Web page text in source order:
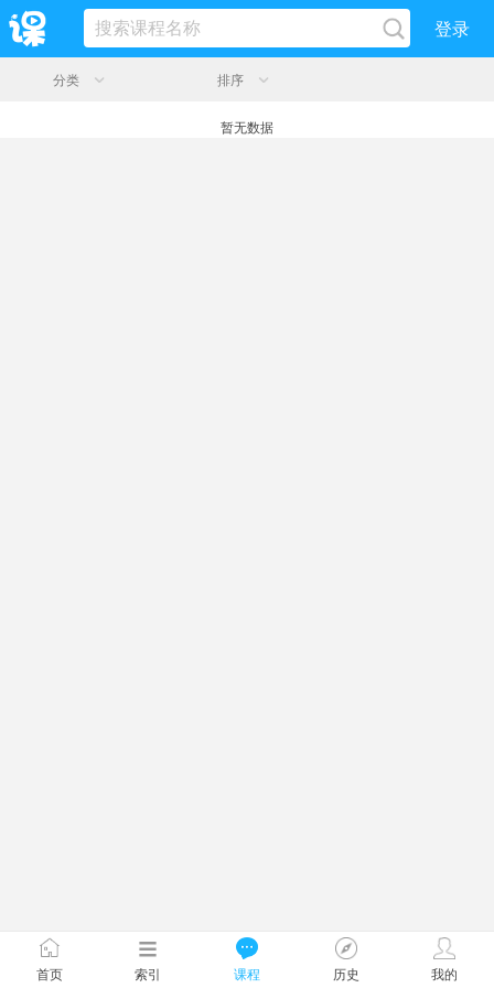
登录
分类 排序
暂无数据
首页 索引 课程 历史 我的